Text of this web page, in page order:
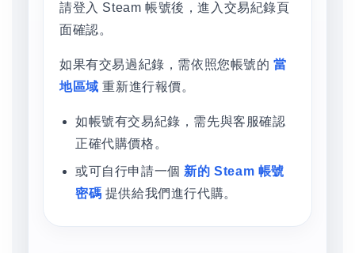
請登入 Steam 帳號後，進入交易紀錄頁
面確認。
如果有交易過紀錄，需依照您帳號的當
地區域 重新進行報價。
如帳號有交易紀錄，需先與客服確認
正確代購價格。
或可自行申請一個 新的 Steam 帳號
密碼 提供給我們進行代購。